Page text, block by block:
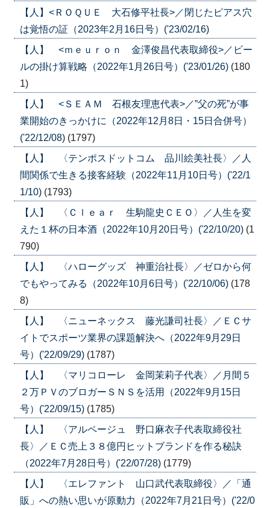
【人】<ＲＯＱＵＥ 大石修平社長>／閉じたピアス穴
は覚悟の証（2023年2月16日号）('23/02/16)
【人】 <ｍｅｕｒｏｎ 金澤俊昌代表取締役>／ビー
ルの掛け算戦略（2022年1月26日号）('23/01/26) (180
1)
【人】 <ＳＥＡＭ 石根友理恵代表>／”父の死”が事
業開始のきっかけに（2022年12月8日・15日合併号）
('22/12/08) (1797)
【人】 〈テンポスドットコム 品川絵美社長〉／人
間関係で生きる接客経験（2022年11月10日号）('22/1
1/10) (1793)
【人】 〈Ｃｌｅａｒ 生駒龍史ＣＥＯ〉／人生を変
えた１杯の日本酒（2022年10月20日号）('22/10/20) (1
790)
【人】 〈ハローグッズ 神重治社長〉／ゼロから何
でもやってみる（2022年10月6日号）('22/10/06) (178
8)
【人】 〈ニューネックス 藤光謙司社長〉／ＥＣサ
イトでスポーツ業界の課題解決へ（2022年9月29日
号）('22/09/29) (1787)
【人】 〈マリコローレ 金岡茉莉子代表〉／月間５
２万ＰＶのブロガーＳＮＳを活用（2022年9月15日
号）('22/09/15) (1785)
【人】 〈アルページュ 野口麻衣子代表取締役社
長〉／ＥＣ売上３８億円ヒットブランドを作る秘訣
（2022年7月28日号）('22/07/28) (1779)
【人】 〈エレファント 山口武代表取締役〉／「通
販」への熱い思いが原動力（2022年7月21日号）('22/0